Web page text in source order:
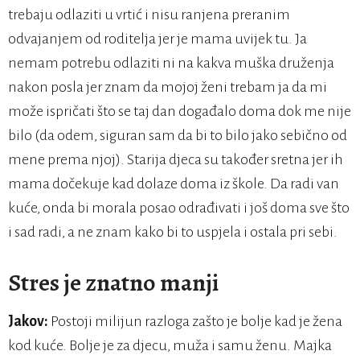
trebaju odlaziti u vrtić i nisu ranjena preranim
odvajanjem od roditelja jer je mama uvijek tu. Ja
nemam potrebu odlaziti ni na kakva muška druženja
nakon posla jer znam da mojoj ženi trebam ja da mi
može ispričati što se taj dan događalo doma dok me nije
bilo (da odem, siguran sam da bi to bilo jako sebično od
mene prema njoj). Starija djeca su također sretna jer ih
mama dočekuje kad dolaze doma iz škole. Da radi van
kuće, onda bi morala posao odrađivati i još doma sve što
i sad radi, a ne znam kako bi to uspjela i ostala pri sebi.
Stres je znatno manji
Jakov: Postoji milijun razloga zašto je bolje kad je žena
kod kuće. Bolje je za djecu, muža i samu ženu. Majka